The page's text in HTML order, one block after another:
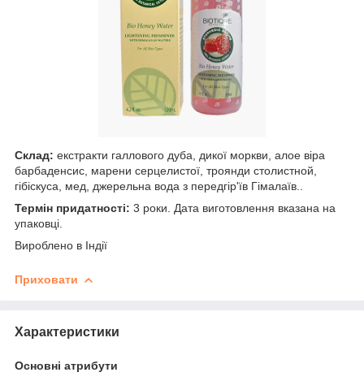
Склад: екстракти галлового дуба, дикої моркви, алое віра
барбаденсис, марени серцелистої, троянди столистной,
гібіскуса, мед, джерельна вода з передгір'їв Гімалаїв..
Термін придатності: 3 роки. Дата виготовлення вказана на
упаковці.
Вироблено в Індії
Приховати
Характеристики
Основні атрибути